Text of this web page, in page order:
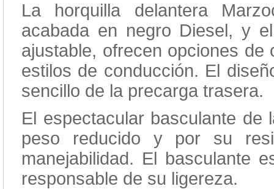
La horquilla delantera
acabada en negro Diesel, y
ajustable, ofrecen opciones
estilos de conducción. El
sencillo de la precarga trasera.
El espectacular basculante
peso reducido y por su
manejabilidad. El basculante
responsable de su ligereza.